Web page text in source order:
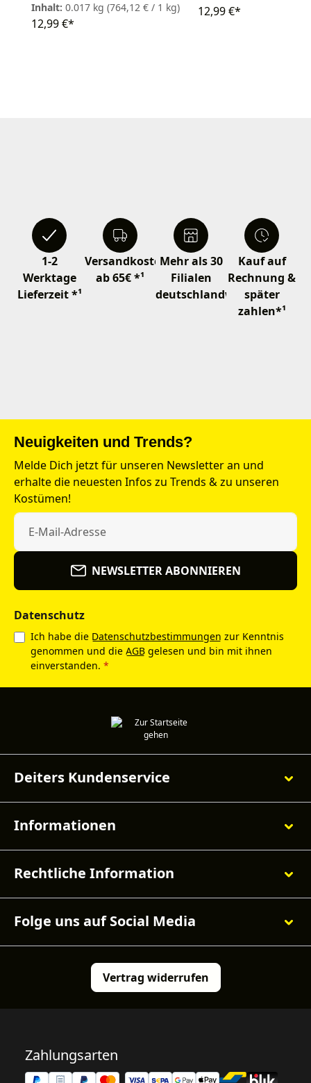
Inhalt: 0.017 kg (764,12 € / 1 kg)
12,99 €*
12,99 €*
1-2
Werktage
Lieferzeit *¹
Versandkostenfrei
ab 65€ *¹
Mehr als 30
Filialen
deutschlandweit
Kauf auf
Rechnung &
später
zahlen*¹
Neuigkeiten und Trends?
Melde Dich jetzt für unseren Newsletter an und
erhalte die neuesten Infos zu Trends & zu unseren
Kostümen!
NEWSLETTER ABONNIEREN
Datenschutz
Ich habe die Datenschutzbestimmungen zur Kenntnis
genommen und die AGB gelesen und bin mit ihnen
einverstanden. *
Deiters Kundenservice
Informationen
Rechtliche Information
Folge uns auf Social Media
Vertrag widerrufen
Zahlungsarten